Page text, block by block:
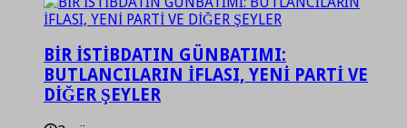
BİR İSTİBDATIN GÜNBATIMI:
BUTLANCILARIN İFLASI, YENİ PARTİ VE
DİĞER ŞEYLER